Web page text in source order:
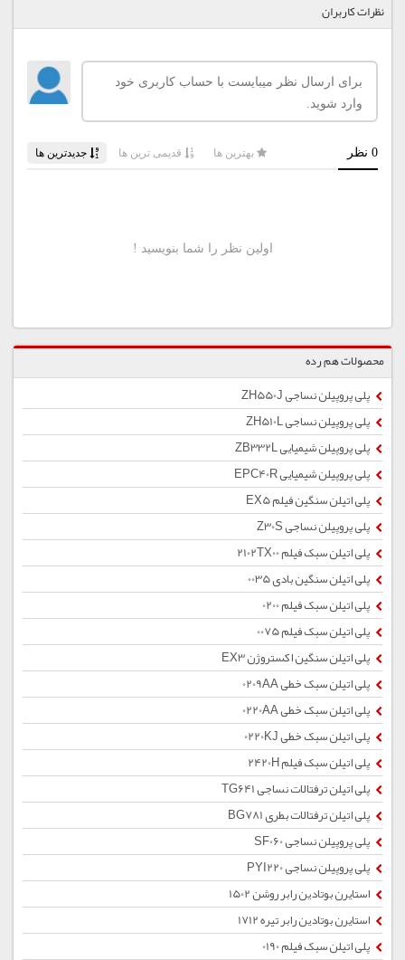
نظرات کاربران
محصولات هم رده
پلی پروپیلن نساجی ZH550J
پلی پروپیلن نساجی ZH510L
پلی پروپیلن شیمیایی ZB332L
پلی پروپیلن شیمیایی EPC40R
پلی اتیلن سنگین فیلم EX5
پلی پروپیلن نساجی Z30S
پلی اتیلن سبک فیلم 2102TX00
پلی اتیلن سنگین بادی 0035
پلی اتیلن سبک فیلم 0200
پلی اتیلن سبک فیلم 0075
پلی اتیلن سنگین اکستروژن EX3
پلی اتیلن سبک خطی 0209AA
پلی اتیلن سبک خطی 0220AA
پلی اتیلن سبک خطی 0220KJ
پلی اتیلن سبک فیلم 2420H
پلی اتیلن ترفتالات نساجی TG641
پلی اتیلن ترفتالات بطری BG781
پلی پروپیلن نساجی SF060
پلی پروپیلن نساجی PYI220
استایرن بوتادین رابر روشن 1502
استایرن بوتادین رابر تیره 1712
پلی اتیلن سبک فیلم 0190